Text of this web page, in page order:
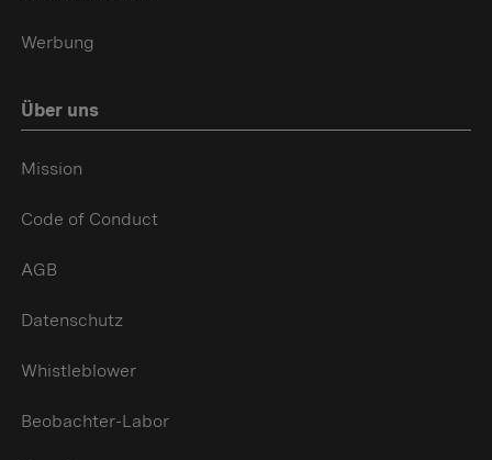
Werbung
Über uns
Mission
Code of Conduct
AGB
Datenschutz
Whistleblower
Beobachter-Labor